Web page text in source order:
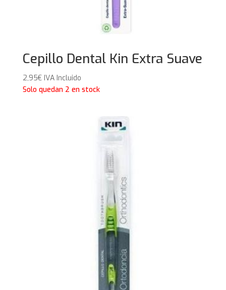
Cepillo Dental Kin Extra Suave
2,95€ IVA Incluido
Solo quedan 2 en stock